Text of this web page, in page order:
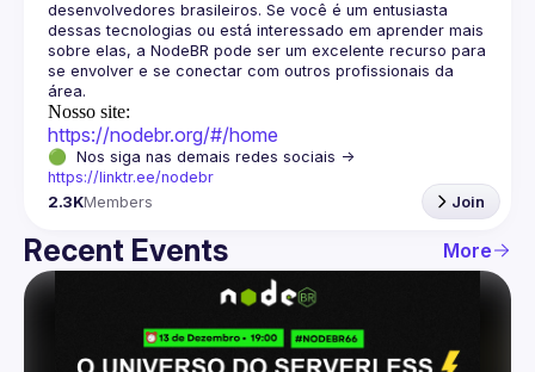
desenvolvedores brasileiros. Se você é um entusiasta
dessas tecnologias ou está interessado em aprender mais
sobre elas, a NodeBR pode ser um excelente recurso para
se envolver e se conectar com outros profissionais da
Nosso site:
https://nodebr.org/#/home
https://linktr.ee/nodebr
2.3KMembers Join
Recent Events More